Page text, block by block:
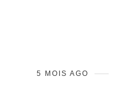
5 MOIS AGO